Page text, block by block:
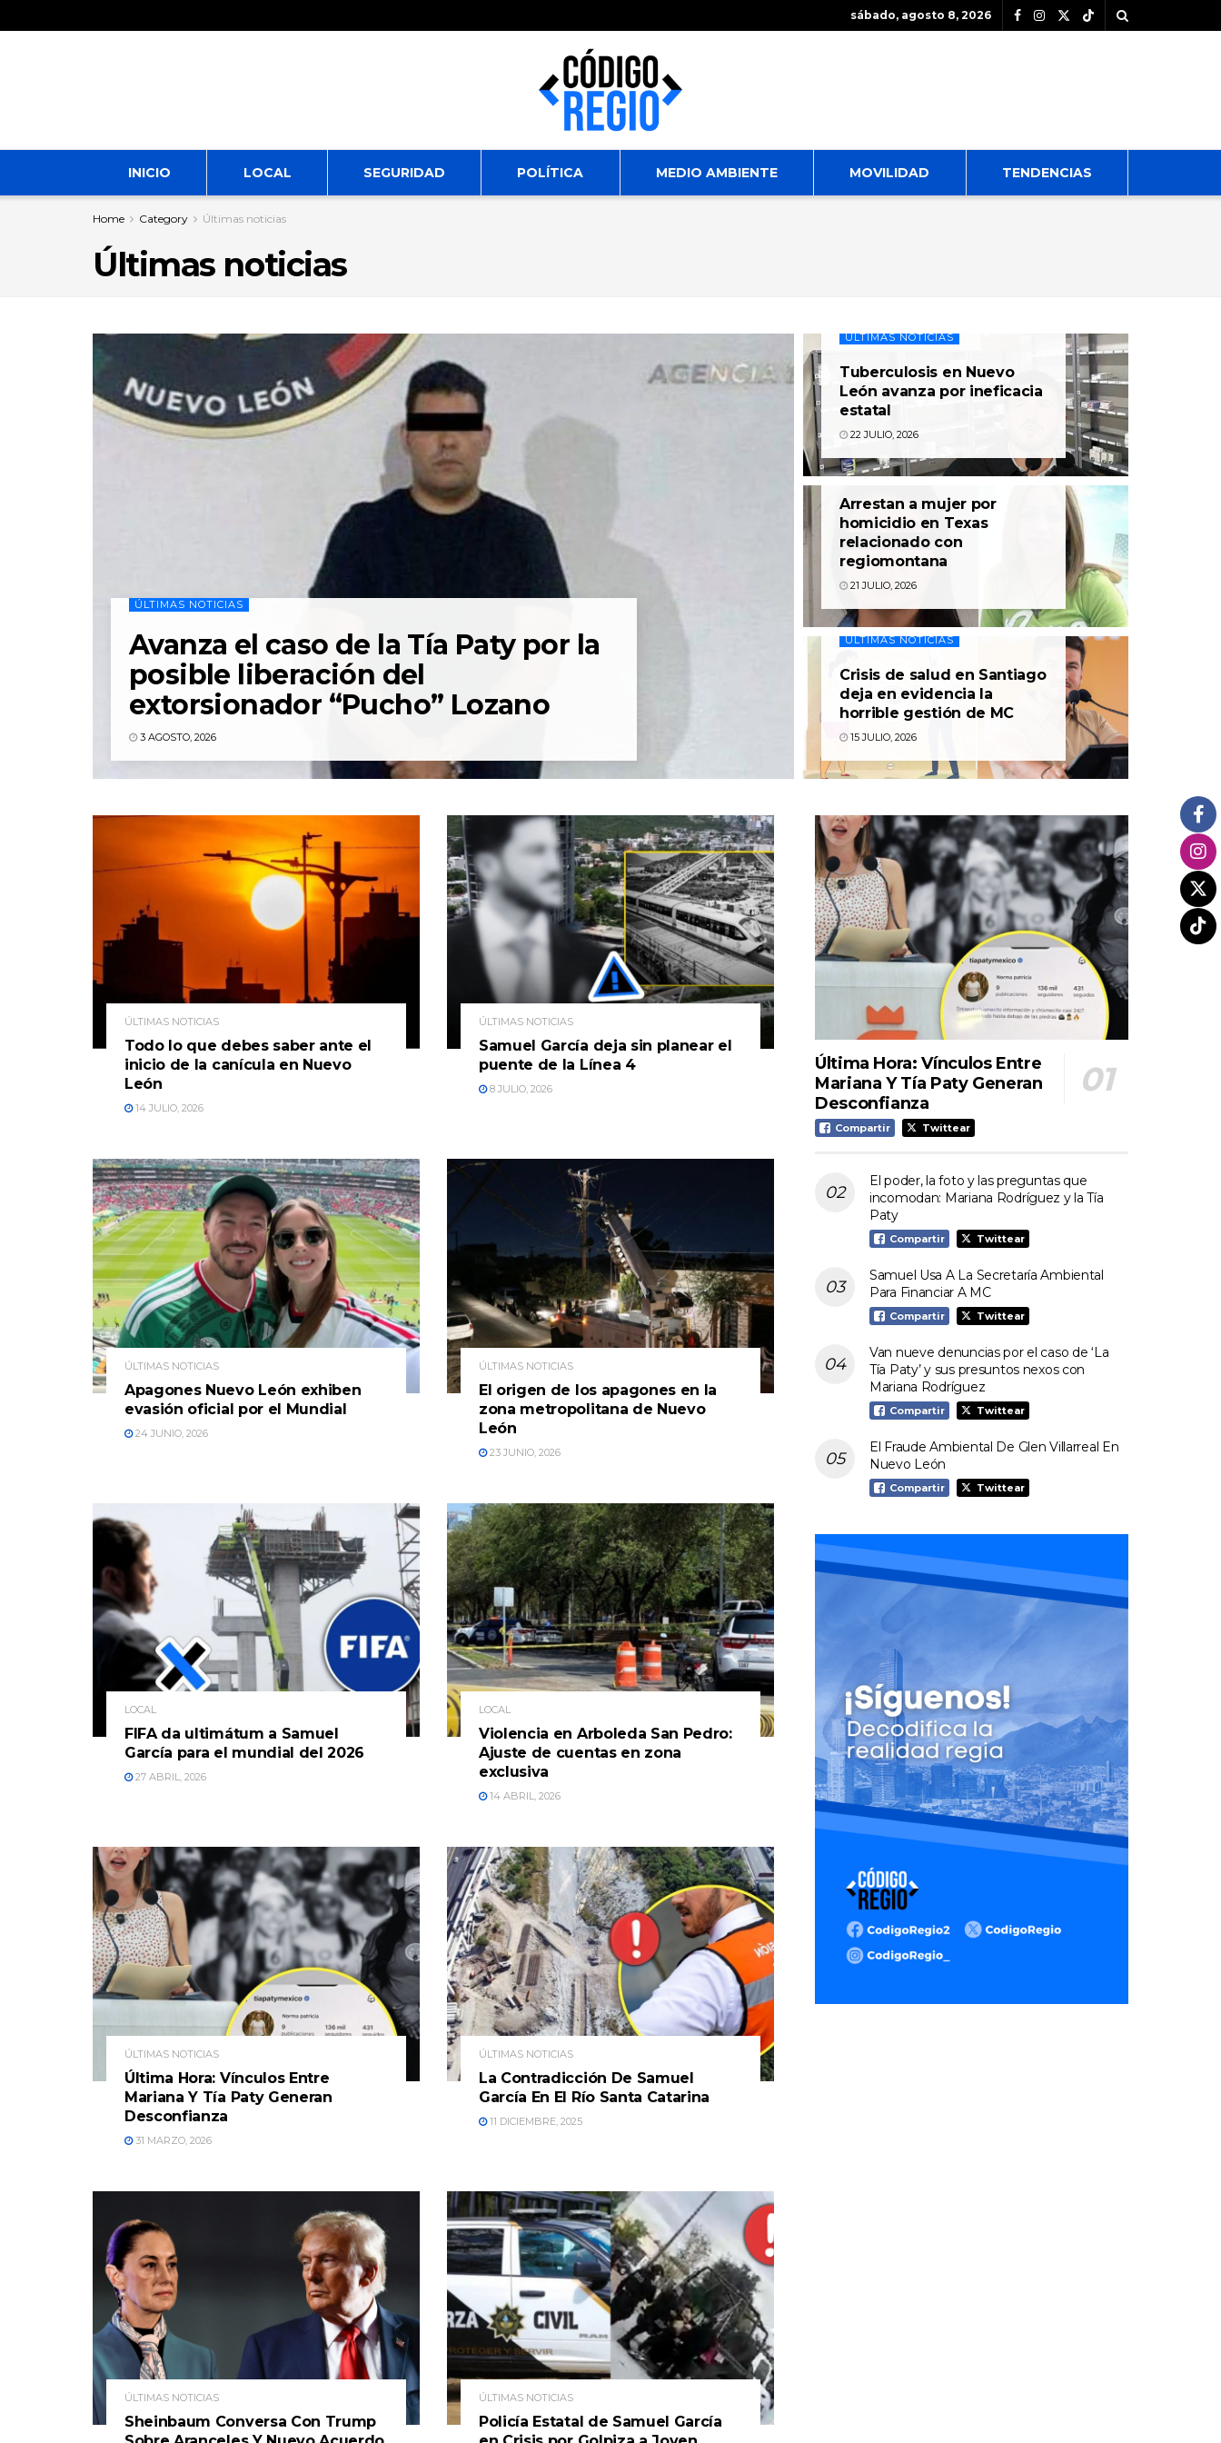
sábado, agosto 8, 2026
INICIO LOCAL SEGURIDAD POLÍTICA MEDIO AMBIENTE MOVILIDAD TENDENCIAS
Home Category Últimas noticias
Últimas noticias
ÚLTIMAS NOTICIAS
Avanza el caso de la Tía Paty por la
posible liberación del
extorsionador “Pucho” Lozano
3 AGOSTO, 2026
ÚLTIMAS NOTICIAS
Tuberculosis en Nuevo
León avanza por ineficacia
estatal
22 JULIO, 2026
ÚLTIMAS NOTICIAS
Arrestan a mujer por
homicidio en Texas
relacionado con
regiomontana
21 JULIO, 2026
ÚLTIMAS NOTICIAS
Crisis de salud en Santiago
deja en evidencia la
horrible gestión de MC
15 JULIO, 2026
ÚLTIMAS NOTICIAS
Todo lo que debes saber ante el
inicio de la canícula en Nuevo
León
14 JULIO, 2026
ÚLTIMAS NOTICIAS
Samuel García deja sin planear el
puente de la Línea 4
8 JULIO, 2026
ÚLTIMAS NOTICIAS
Apagones Nuevo León exhiben
evasión oficial por el Mundial
24 JUNIO, 2026
ÚLTIMAS NOTICIAS
El origen de los apagones en la
zona metropolitana de Nuevo
León
23 JUNIO, 2026
LOCAL
FIFA da ultimátum a Samuel
García para el mundial del 2026
27 ABRIL, 2026
LOCAL
Violencia en Arboleda San Pedro:
Ajuste de cuentas en zona
exclusiva
14 ABRIL, 2026
ÚLTIMAS NOTICIAS
Última Hora: Vínculos Entre
Mariana Y Tía Paty Generan
Desconfianza
31 MARZO, 2026
ÚLTIMAS NOTICIAS
La Contradicción De Samuel
García En El Río Santa Catarina
11 DICIEMBRE, 2025
ÚLTIMAS NOTICIAS
Sheinbaum Conversa Con Trump
ÚLTIMAS NOTICIAS
Policía Estatal de Samuel García
Última Hora: Vínculos Entre
Mariana Y Tía Paty Generan
Desconfianza
Compartir Twittear
El poder, la foto y las preguntas que
incomodan: Mariana Rodríguez y la Tía
Paty
Compartir Twittear
Samuel Usa A La Secretaría Ambiental
Para Financiar A MC
Compartir Twittear
Van nueve denuncias por el caso de ‘La
Tía Paty’ y sus presuntos nexos con
Mariana Rodríguez
Compartir Twittear
El Fraude Ambiental De Glen Villarreal En
Nuevo León
Compartir Twittear